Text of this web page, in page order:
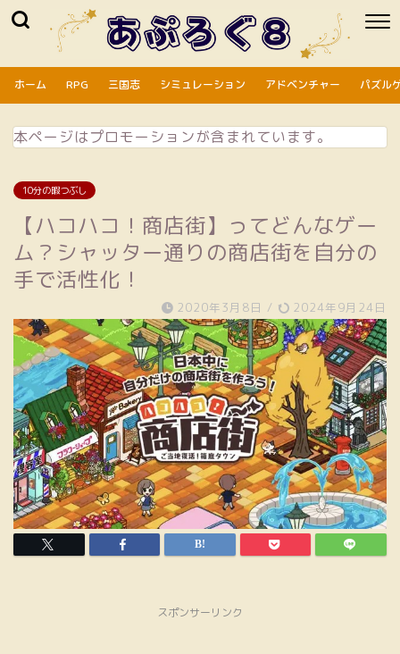
ホーム RPG 三国志 シミュレーション アドベンチャー パズル
本ページはプロモーションが含まれています。
10分の暇つぶし
【ハコハコ！商店街】ってどんなゲー
ム？シャッター通りの商店街を自分の
手で活性化！
2020年3月8日 / 2024年9月24日
スポンサーリンク